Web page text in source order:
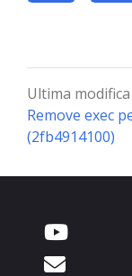
Ultima modifica
Remove exec
(2fb4914100)